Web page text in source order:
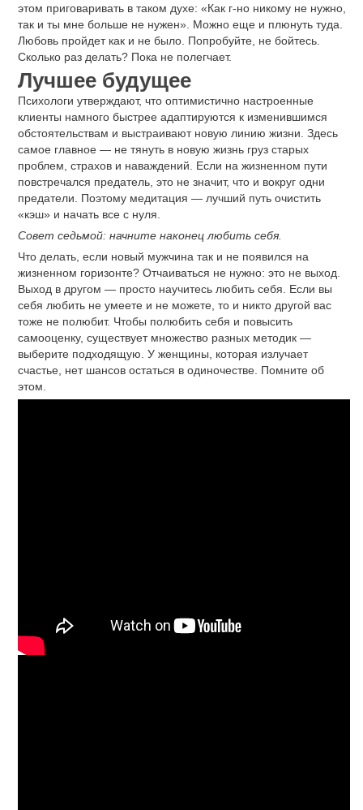
этом приговаривать в таком духе: «Как г-но никому не нужно,
так и ты мне больше не нужен». Можно еще и плюнуть туда.
Любовь пройдет как и не было. Попробуйте, не бойтесь.
Сколько раз делать? Пока не полегчает.
Лучшее будущее
Психологи утверждают, что оптимистично настроенные
клиенты намного быстрее адаптируются к изменившимся
обстоятельствам и выстраивают новую линию жизни. Здесь
самое главное — не тянуть в новую жизнь груз старых
проблем, страхов и наваждений. Если на жизненном пути
повстречался предатель, это не значит, что и вокруг одни
предатели. Поэтому медитация — лучший путь очистить
«кэш» и начать все с нуля.
Совет седьмой: начните наконец любить себя.
Что делать, если новый мужчина так и не появился на
жизненном горизонте? Отчаиваться не нужно: это не выход.
Выход в другом — просто научитесь любить себя. Если вы
себя любить не умеете и не можете, то и никто другой вас
тоже не полюбит. Чтобы полюбить себя и повысить
самооценку, существует множество разных методик —
выберите подходящую. У женщины, которая излучает
счастье, нет шансов остаться в одиночестве. Помните об
этом.